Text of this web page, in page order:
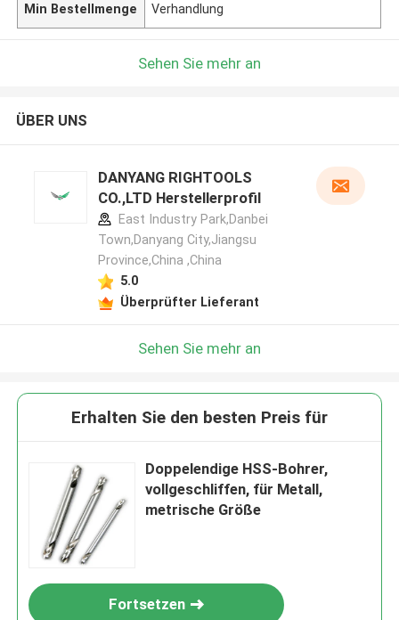
Min Bestellmenge Verhandlung
Sehen Sie mehr an
ÜBER UNS
DANYANG RIGHTOOLS
CO.,LTD Herstellerprofil
East Industry Park,Danbei
Town,Danyang City,Jiangsu
Province,China ,China
5.0
Überprüfter Lieferant
Sehen Sie mehr an
Erhalten Sie den besten Preis für
Doppelendige HSS-Bohrer,
vollgeschliffen, für Metall,
metrische Größe
Fortsetzen